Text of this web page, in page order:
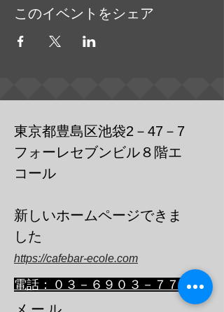
このイベントをシェア
東京都豊島区池袋2－47－7
フォーレセブンビル８階エ
コール
​新しいホームページできま
した
https://cafebar-ecole.com
​電話：０３－６９０３－７７３６